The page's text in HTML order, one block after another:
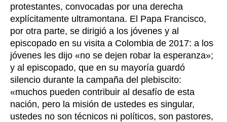
protestantes, convocadas por una derecha
explícitamente ultramontana. El Papa Francisco,
por otra parte, se dirigió a los jóvenes y al
episcopado en su visita a Colombia de 2017: a los
jóvenes les dijo «no se dejen robar la esperanza»;
y al episcopado, que en su mayoría guardó
silencio durante la campaña del plebiscito:
«muchos pueden contribuir al desafío de esta
nación, pero la misión de ustedes es singular,
ustedes no son técnicos ni políticos, son pastores,